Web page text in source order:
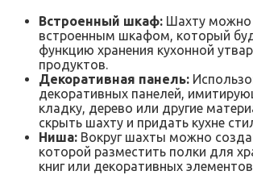
Встроенный шкаф: Шахту можно
встроенным шкафом, который
функцию хранения кухонной
продуктов.
Декоративная панель:
декоративных панелей,
кладку, дерево или другие
скрыть шахту и придать кухне
Ниша: Вокруг шахты можно
которой разместить полки для
книг или декоративных